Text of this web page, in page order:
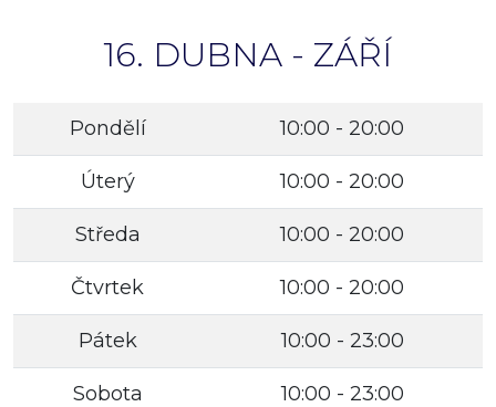
16. DUBNA - ZÁŘÍ
Pondělí 10:00 - 20:00
Úterý 10:00 - 20:00
Středa 10:00 - 20:00
Čtvrtek 10:00 - 20:00
Pátek 10:00 - 23:00
Sobota 10:00 - 23:00